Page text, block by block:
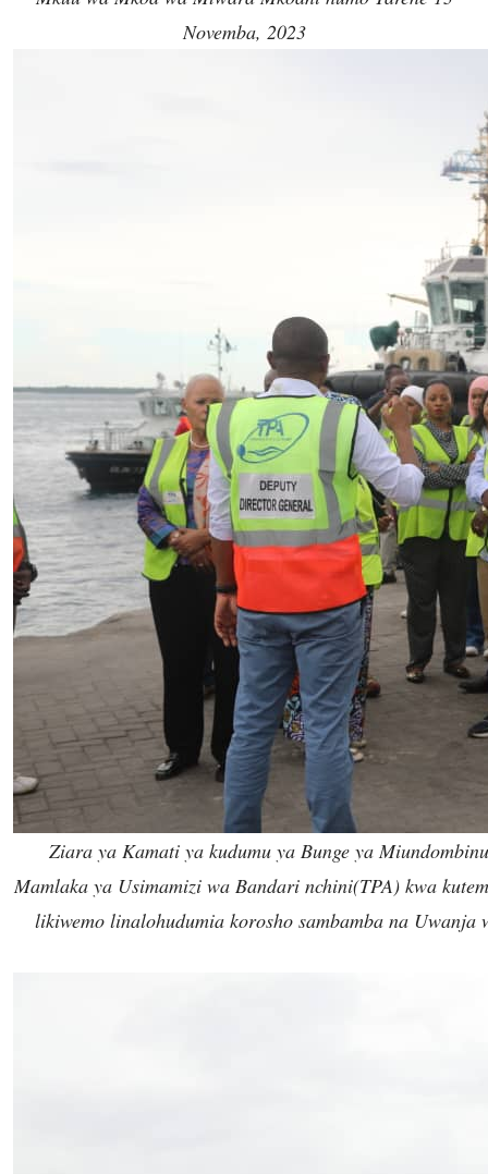
Novemba, 2023
Ziara ya Kamati ya kudumu ya Bunge ya
Mamlaka ya Usimamizi wa Bandari nchini(TPA) kwa
likiwemo linalohudumia korosho sambamba na